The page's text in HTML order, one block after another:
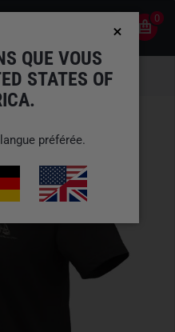
0
QUE VOUS
STATES OF
préférée.